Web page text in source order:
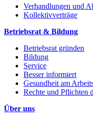
Verhandlungen und
Kollektivverträge
Betriebsrat & Bildung
Betriebsrat gründen
Bildung
Service
Besser informiert
Gesundheit am
Rechte und Pflichten
Über uns